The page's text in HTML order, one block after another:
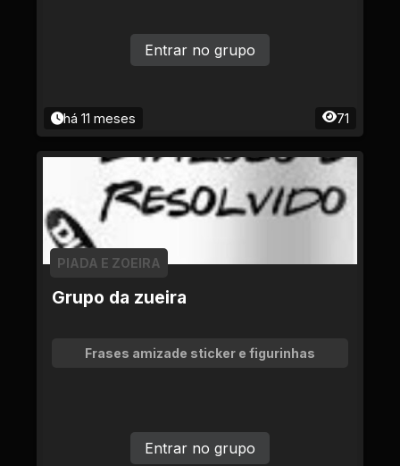
há 11 meses 71
Entrar no grupo
Grupo da zueira
PIADA E ZOEIRA
Frases amizade sticker e figurinhas
Entrar no grupo